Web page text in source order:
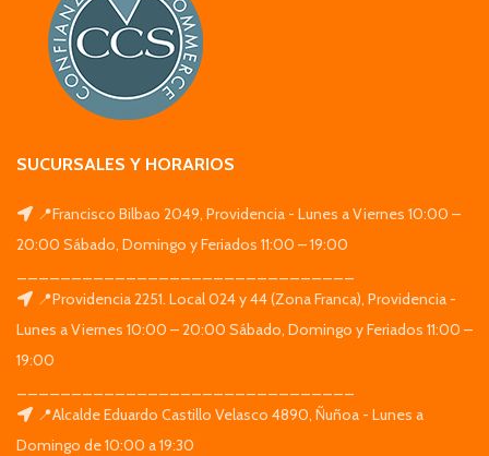
SUCURSALES Y HORARIOS
📍Francisco Bilbao 2049, Providencia - Lunes a Viernes 10:00 –
20:00 Sábado, Domingo y Feriados 11:00 – 19:00
📍Providencia 2251. Local 024 y 44 (Zona Franca), Providencia -
Lunes a Viernes 10:00 – 20:00 Sábado, Domingo y Feriados 11:00 –
19:00
📍Alcalde Eduardo Castillo Velasco 4890, Ñuñoa - Lunes a
Domingo de 10:00 a 19:30